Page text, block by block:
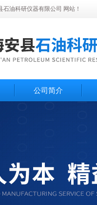
石油科研仪器有限公司 网站！
公司简介